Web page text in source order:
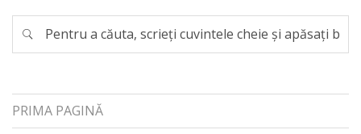
PRIMA PAGINĂ